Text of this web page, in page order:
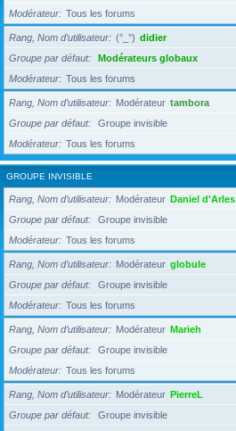
Modérateur
Tous les forums
Rang, Nom d’utilisateur (°_°) didier
Groupe par défaut
Modérateurs globaux
Modérateur
Tous les forums
Rang, Nom d’utilisateur Modérateur tambora
Groupe par défaut
Groupe invisible
Modérateur
Tous les forums
GROUPE INVISIBLE
Rang, Nom d’utilisateur Modérateur Daniel d'Arles
Groupe par défaut
Groupe invisible
Modérateur
Tous les forums
Rang, Nom d’utilisateur Modérateur globule
Groupe par défaut
Groupe invisible
Modérateur
Tous les forums
Rang, Nom d’utilisateur Modérateur Marieh
Groupe par défaut
Groupe invisible
Modérateur
Tous les forums
Rang, Nom d’utilisateur Modérateur PierreL
Groupe par défaut
Groupe invisible